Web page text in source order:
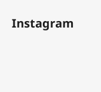
Instagram